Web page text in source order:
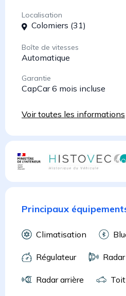
Localisation
Colomiers (31)
Boîte de vitesses
Automatique
Garantie
CapCar 6 mois incluse
Voir toutes les informations
Principaux
Climatisation
Régulateur
Radar arrière